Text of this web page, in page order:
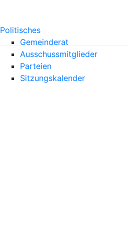
Politisches
Gemeinderat
Ausschussmitglieder
Parteien
Sitzungskalender